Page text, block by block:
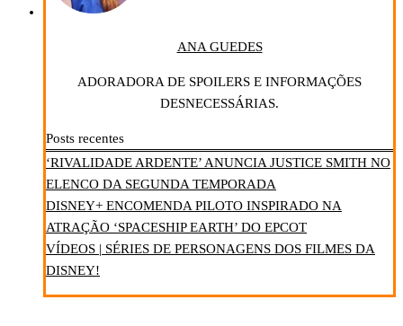
ANA GUEDES
ADORADORA DE SPOILERS E INFORMAÇÕES
DESNECESSÁRIAS.
Posts recentes
‘RIVALIDADE ARDENTE’ ANUNCIA JUSTICE SMITH NO
ELENCO DA SEGUNDA TEMPORADA
DISNEY+ ENCOMENDA PILOTO INSPIRADO NA
ATRAÇÃO ‘SPACESHIP EARTH’ DO EPCOT
VÍDEOS | SÉRIES DE PERSONAGENS DOS FILMES DA
DISNEY!